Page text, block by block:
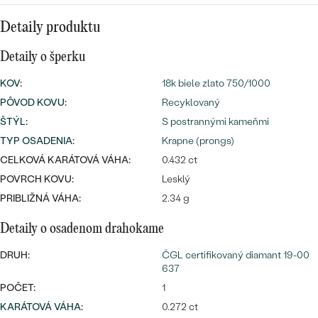
Najpredávanejšie
svadobné
obrúčky
DRAHOKAM
ZLATO
PLATINA
STRIEBRO
S DRAHOKAMAMI
S LAB GROWN DIAMANTMI
S PERLAMI
PODĽA ŠTÝLU
PERSONALIZOVANÉ
SYMBOLICKÉ
MINIMALISTICKÉ
PODĽA PRÍLEŽITOSTI
PODĽA FARBY
CENOVO DOSTUPNÉ
LUXUSNÉ
LUXUSNÉ
Detaily produktu
Detaily o šperku
KOV:
18k biele zlato 750/1000
PÔVOD KOVU:
Recyklovaný
ŠTÝL:
S postrannými kameňmi
TYP OSADENIA:
Krapne (prongs)
CELKOVÁ KARÁTOVÁ VÁHA:
0.432 ct
POVRCH KOVU:
Lesklý
PRIBLIŽNÁ VÁHA:
2.34 g
Detaily o osadenom drahokame
DRUH:
ČGL certifikovaný diamant 19-00
637
POČET:
1
KARÁTOVÁ VÁHA:
0.272 ct